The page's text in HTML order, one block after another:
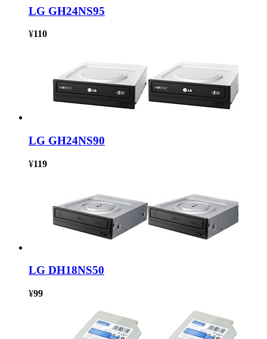
LG GH24NS95
¥110
LG GH24NS90
¥119
LG DH18NS50
¥99